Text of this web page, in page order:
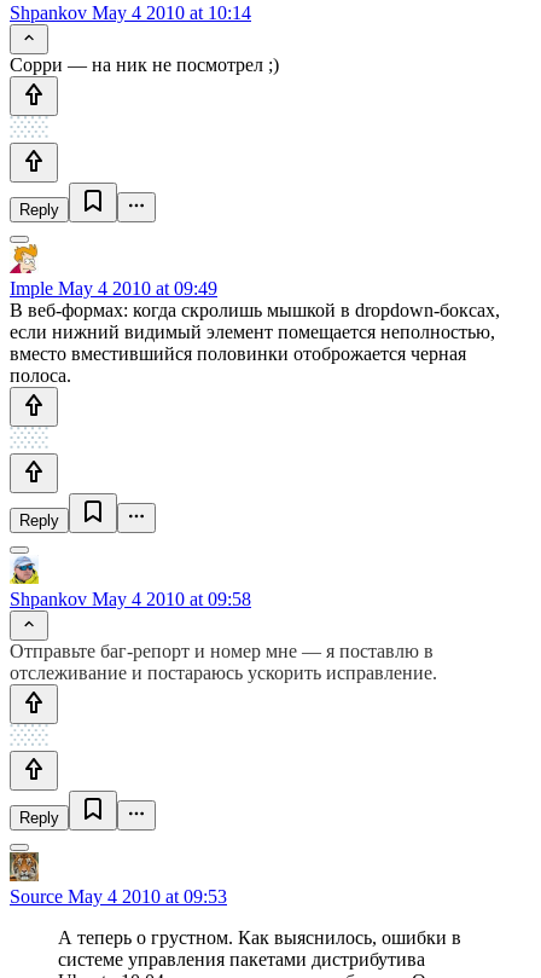
Shpankov May 4 2010 at 10:14
Сорри — на ник не посмотрел ;)
Reply
Imple May 4 2010 at 09:49
В веб-формах: когда скролишь мышкой в dropdown-боксах,
если нижний видимый элемент помещается неполностью,
вместо вместившийся половинки отоброжается черная
полоса.
Reply
Shpankov May 4 2010 at 09:58
Отправьте баг-репорт и номер мне — я поставлю в
отслеживание и постараюсь ускорить исправление.
Reply
Source May 4 2010 at 09:53
А теперь о грустном. Как выяснилось, ошибки в
системе управления пакетами дистрибутива